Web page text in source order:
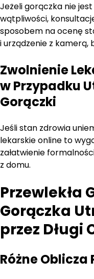
Jeżeli gorączka nie
wątpliwości,
sposobem na ocenę
i urządzenie z
Zwolnienie
w Przypadku
Gorączki
Jeśli stan zdrowia
lekarskie online to
załatwienie
z domu.
Przewlekła
Gorączka
przez Długi
Różne Oblicza